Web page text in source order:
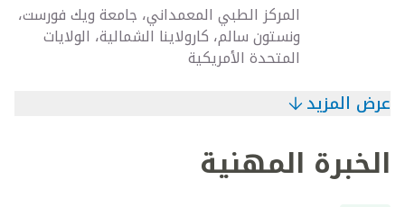
المركز الطبي المعمداني، جامعة ويك فورست،
ونستون سالم، كارولاينا الشمالية، الولايات
المتحدة الأمريكية
عرض المزيد
الخبرة المهنية